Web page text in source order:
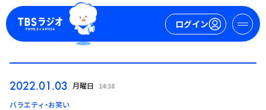
ログイン
ログイン
2022.01.03 月曜日 14:38
バラエティ・お笑い